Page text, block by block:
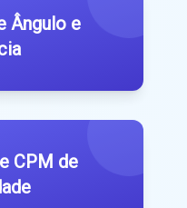
Ângulo e
CPM de